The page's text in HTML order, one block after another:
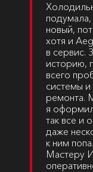
подумала,
новый,
хотя и
в сервис.
историю,
всего
системы
ремонта.
я
так все и
даже
к ним
Мастеру